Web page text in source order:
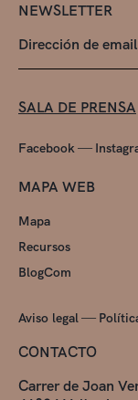
NEWSLETTER
SALA DE PRENSA
Facebook—
MAPA WEB
Mapa
Recursos
BlogCom
Aviso legal—
CONTACTO
Carrer de Joan